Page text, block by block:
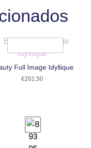
Full Image Idyllique
€201,50